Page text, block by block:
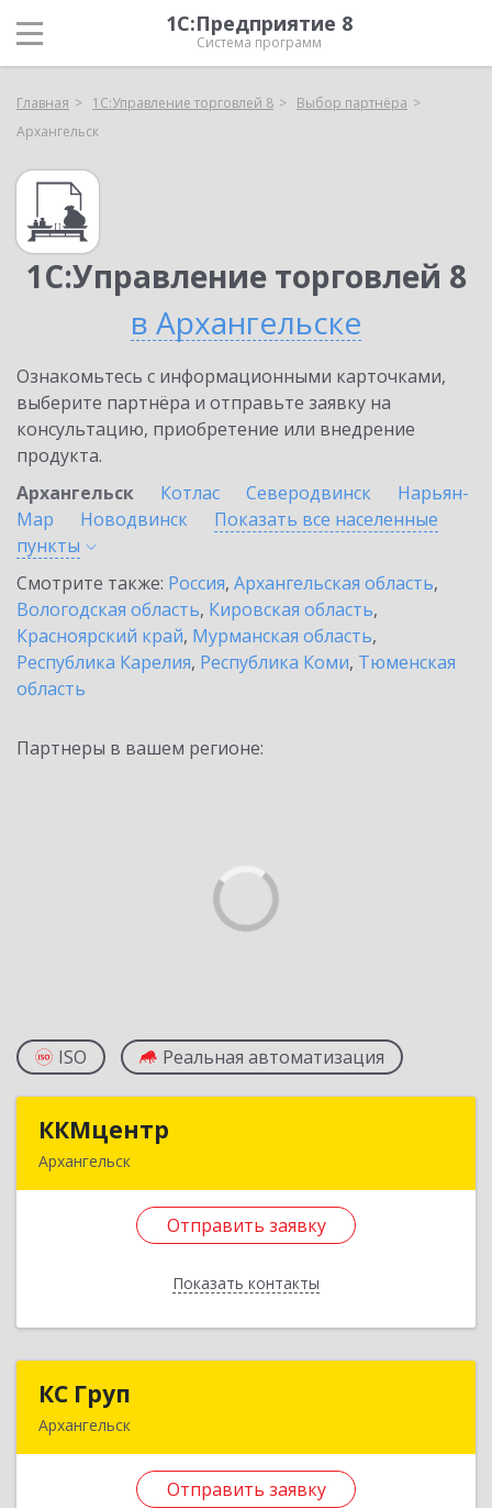
1С:Предприятие 8
Система программ
Главная 1С:Управление торговлей 8
Выбор партнёра
Архангельск
1С:Управление торговлей 8
в Архангельске
Ознакомьтесь с информационными карточками,
выберите партнёра и отправьте заявку на
консультацию, приобретение или внедрение
продукта.
Архангельск
Котлас Северодвинск
Нарьян-
Мар
Новодвинск
Показать все населенные
пункты
Смотрите также: Россия, Архангельская область,
Вологодская область, Кировская область,
Красноярский край, Мурманская область,
Республика Карелия, Республика Коми, Тюменская
область
Партнеры в вашем регионе:
ISO Реальная автоматизация
ККМцентр
Архангельск
Отправить заявку
Показать контакты
Шубина ул, дом № 50
КС Груп
Архангельск
Отправить заявку
Советских космонавтов пр-кт, дом № 148,